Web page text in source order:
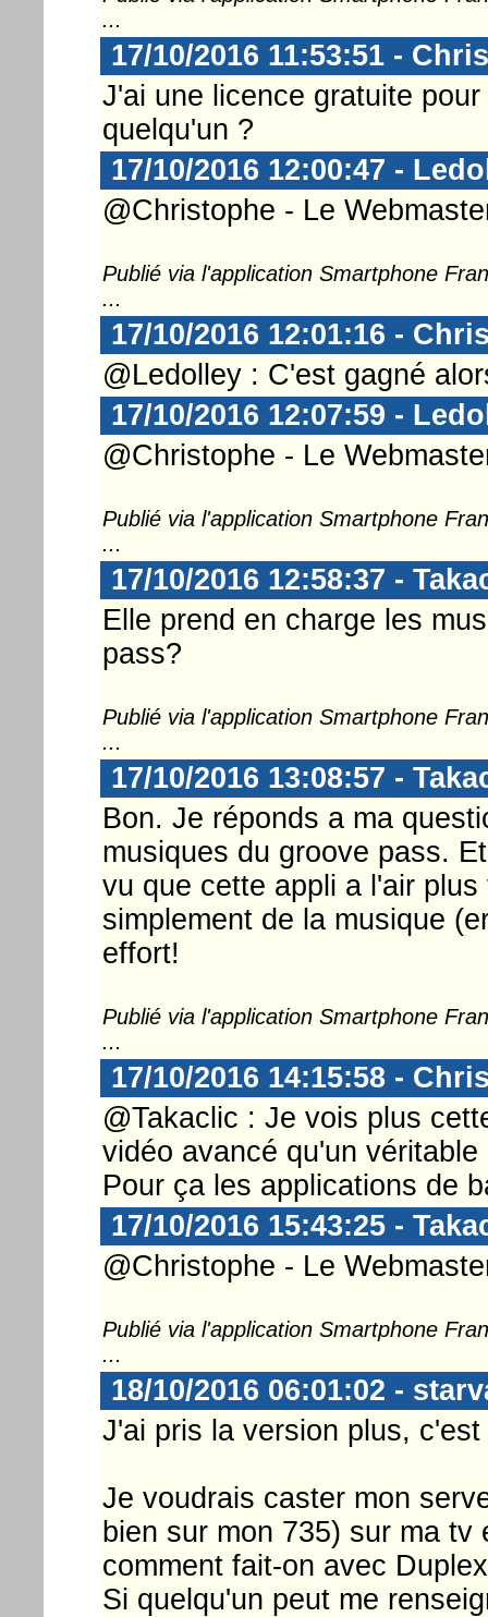
...
17/10/2016 11:53:51 -
J'ai une licence gratuite
quelqu'un ?
17/10/2016 12:00:47 -
@Christophe - Le
Publié via l'application Smartphone
...
17/10/2016 12:01:16 -
@Ledolley : C'est gagné
17/10/2016 12:07:59 -
@Christophe - Le
Publié via l'application Smartphone
...
17/10/2016 12:58:37 -
Elle prend en charge les
pass?
Publié via l'application Smartphone
...
17/10/2016 13:08:57 -
Bon. Je réponds a ma
musiques du groove pass.
vu que cette appli a l'air
simplement de la musique
effort!
Publié via l'application Smartphone
...
17/10/2016 14:15:58 -
@Takaclic : Je vois plus
vidéo avancé qu'un
Pour ça les applications de
17/10/2016 15:43:25 -
@Christophe - Le
Publié via l'application Smartphone
...
18/10/2016 06:01:02 -
J'ai pris la version plus,
Je voudrais caster mon
bien sur mon 735) sur ma
comment fait-on avec
Si quelqu'un peut me